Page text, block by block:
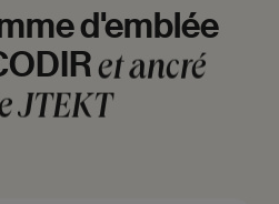
d'emblée
etancré
JTEKT